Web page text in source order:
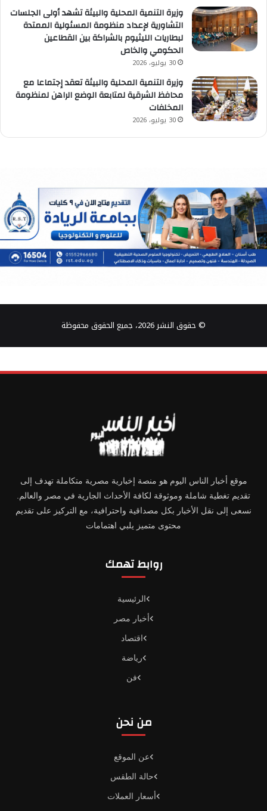
وزيرة التنمية المحلية والبيئة تشهد أولى الجلسات
التشاورية لإعداد منظومة المسئولية الممتدة
لبطاريات الليثيوم بالشراكة بين القطاعين
الحكومي والخاص
30 يوليو، 2026
وزيرة التنمية المحلية والبيئة تعقد إجتماعا مع
محافظ الشرقية لمتابعة الوضع الراهن لمنظومة
المخلفات
30 يوليو، 2026
© حقوق النشر 2026، جميع الحقوق محفوظة
موقع أخبار الناس اليوم هو منصة إخبارية مصرية متكاملة تهدف إلى
تقديم تغطية شاملة وموثوقة لكافة الأحداث الجارية في مصر والعالم.
نسعى إلى نقل الأخبار بكل مصداقية واحترافية، مع التركيز على تقديم
محتوى متميز يلبي اهتمامات
روابط تهمك
الرئيسية
أخبار مصر
اقتصاد
رياضة
فن
من نحن
عن الموقع
حالة الطقس
أسعار العملات